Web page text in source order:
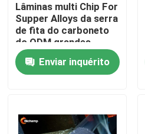
Casa
Produtos
Excursão da fábrica
Lâminas multi Chip For
Supper Alloys da serra
de fita do carboneto
do ODM grandes
Enviar inquérito